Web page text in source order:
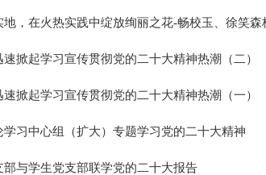
，在火热实践中绽放绚丽之花-畅校玉、徐笑
掀起学习宣传贯彻党的二十大精神热潮（二）
掀起学习宣传贯彻党的二十大精神热潮（一）
习中心组（扩大）专题学习党的二十大精神
与学生党支部联学党的二十大报告